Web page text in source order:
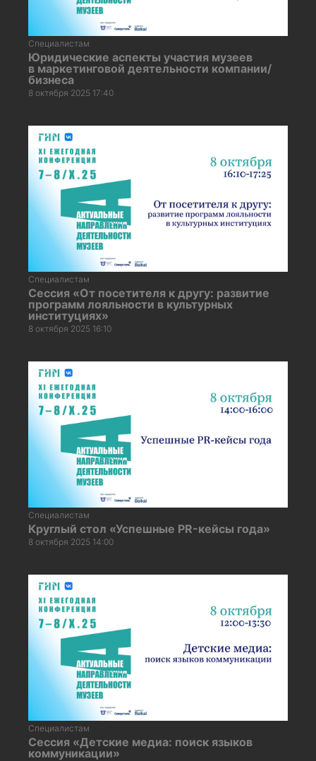
Специалистам
Юридические аспекты участия музеев
в маркетинговой деятельности компании/
бизнеса
8 октября 2025 17:40
Специалистам
Сессия «От посетителя к другу: развитие
программ лояльности в культурных
институциях»
8 октября 2025 16:10
Специалистам
Круглый стол «Успешные PR-кейсы года»
8 октября 2025 14:00
Специалистам
Сессия «Детские медиа: поиск языков
коммуникации»